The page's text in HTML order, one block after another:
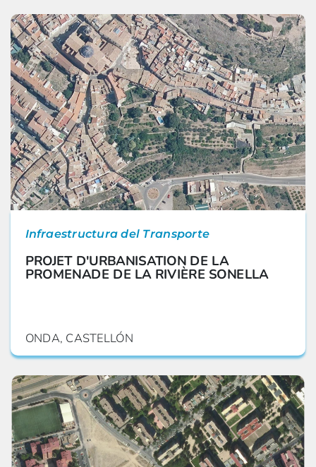
Infraestructura del Transporte
PROJET D'URBANISATION DE LA
PROMENADE DE LA RIVIÈRE SONELLA
ONDA, CASTELLÓN